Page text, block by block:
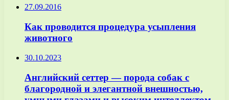
27.09.2016
Как проводится процедура усыпления
животного
30.10.2023
Английский сеттер — порода собак с
благородной и элегантной внешностью,